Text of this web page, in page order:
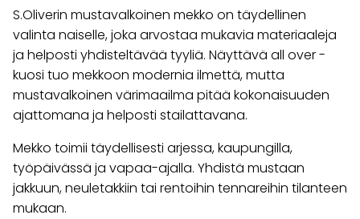
S.Oliverin mustavalkoinen mekko on täydellinen
valinta naiselle, joka arvostaa mukavia materiaaleja
ja helposti yhdisteltävää tyyliä. Näyttävä all over -
kuosi tuo mekkoon modernia ilmettä, mutta
mustavalkoinen värimaailma pitää kokonaisuuden
ajattomana ja helposti stailattavana.
Mekko toimii täydellisesti arjessa, kaupungilla,
työpäivässä ja vapaa-ajalla. Yhdistä mustaan
jakkuun, neuletakkiin tai rentoihin tennareihin tilanteen
mukaan.